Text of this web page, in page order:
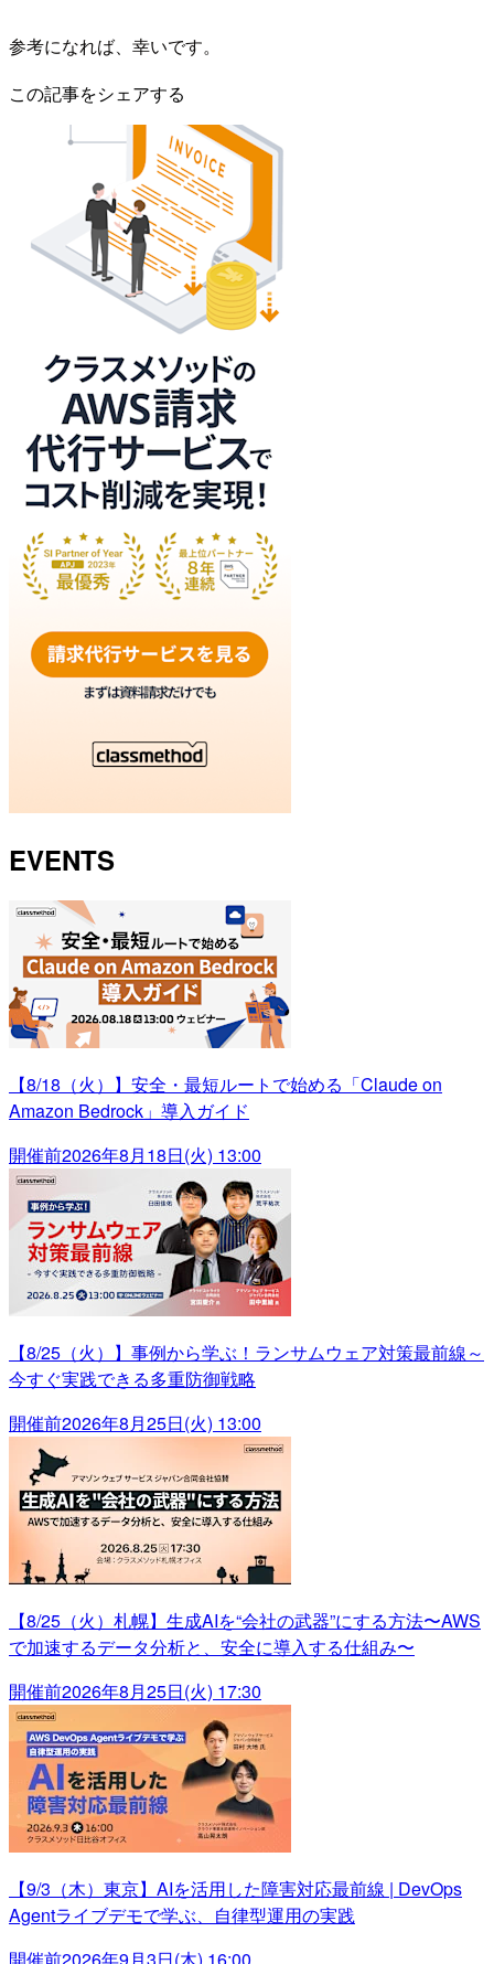
参考になれば、幸いです。
この記事をシェアする
EVENTS
【8/18（火）】安全・最短ルートで始める「Claude on
Amazon Bedrock」導入ガイド
開催前2026年8月18日(火) 13:00
【8/25（火）】事例から学ぶ！ランサムウェア対策最前線～
今すぐ実践できる多重防御戦略
開催前2026年8月25日(火) 13:00
【8/25（火）札幌】生成AIを“会社の武器”にする方法〜AWS
で加速するデータ分析と、安全に導入する仕組み〜
開催前2026年8月25日(火) 17:30
【9/3（木）東京】AIを活用した障害対応最前線 | DevOps
Agentライブデモで学ぶ、自律型運用の実践
開催前2026年9月3日(木) 16:00